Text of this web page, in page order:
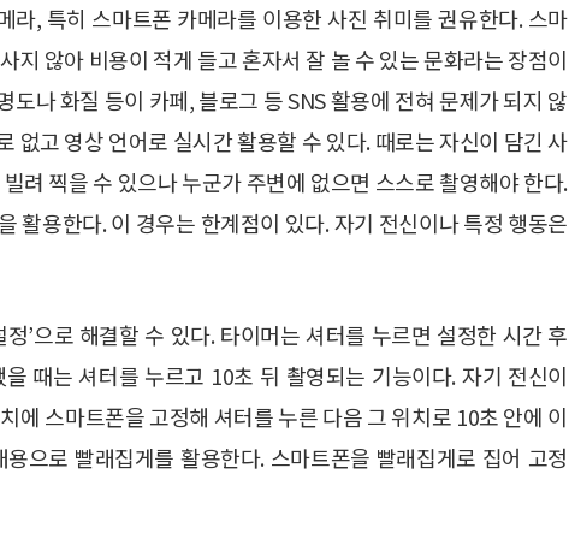
라, 특히 스마트폰 카메라를 이용한 사진 취미를 권유한다. 스마
지 않아 비용이 적게 들고 혼자서 잘 놀 수 있는 문화라는 장점이
나 화질 등이 카페, 블로그 등 SNS 활용에 전혀 문제가 되지 않
없고 영상 언어로 실시간 활용할 수 있다. 때로는 자신이 담긴 사
려 찍을 수 있으나 누군가 주변에 없으면 스스로 촬영해야 한다.
활용한다. 이 경우는 한계점이 있다. 자기 전신이나 특정 행동은
’으로 해결할 수 있다. 타이머는 셔터를 누르면 설정한 시간 후
때는 셔터를 누르고 10초 뒤 촬영되는 기능이다. 자기 전신이
에 스마트폰을 고정해 셔터를 누른 다음 그 위치로 10초 안에 이
으로 빨래집게를 활용한다. 스마트폰을 빨래집게로 집어 고정